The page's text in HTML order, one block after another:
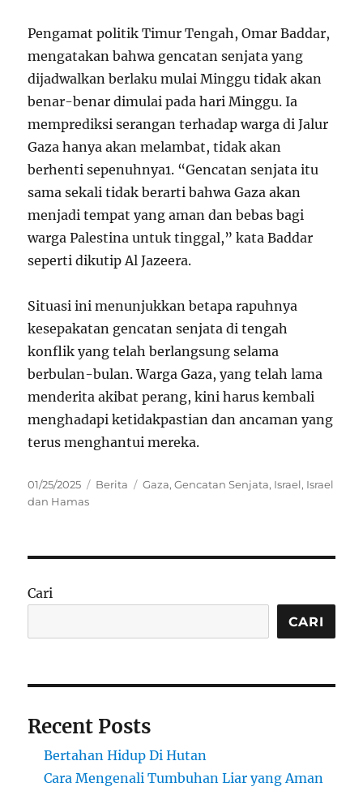
Pengamat politik Timur Tengah, Omar Baddar,
mengatakan bahwa gencatan senjata yang
dijadwalkan berlaku mulai Minggu tidak akan
benar-benar dimulai pada hari Minggu. Ia
memprediksi serangan terhadap warga di Jalur
Gaza hanya akan melambat, tidak akan
berhenti sepenuhnya1. “Gencatan senjata itu
sama sekali tidak berarti bahwa Gaza akan
menjadi tempat yang aman dan bebas bagi
warga Palestina untuk tinggal,” kata Baddar
seperti dikutip Al Jazeera.
Situasi ini menunjukkan betapa rapuhnya
kesepakatan gencatan senjata di tengah
konflik yang telah berlangsung selama
berbulan-bulan. Warga Gaza, yang telah lama
menderita akibat perang, kini harus kembali
menghadapi ketidakpastian dan ancaman yang
terus menghantui mereka.
Posted
on
01/25/2025 Categories
Berita Tags
Gaza,Gencatan Senjata, Israel, Israel
dan Hamas
Cari
CARI
Recent Posts
Bertahan Hidup Di Hutan
Cara Mengenali Tumbuhan Liar yang Aman